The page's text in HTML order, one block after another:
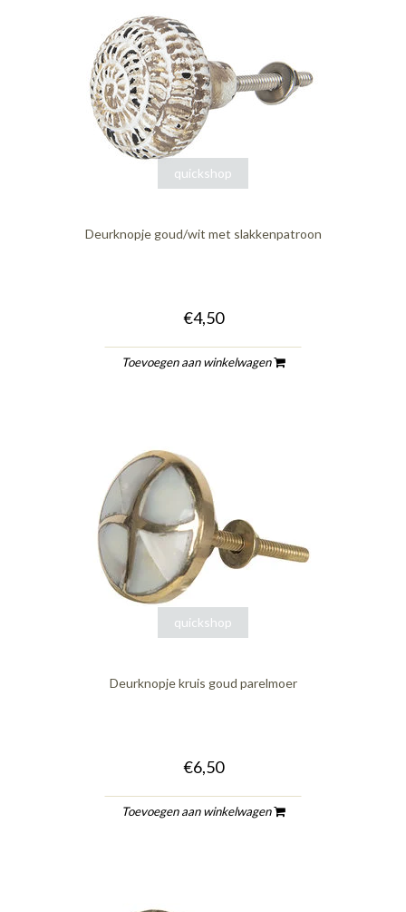
quickshop
Deurknopje goud/wit met slakkenpatroon
€4,50
Toevoegen aan winkelwagen
quickshop
Deurknopje kruis goud parelmoer
€6,50
Toevoegen aan winkelwagen